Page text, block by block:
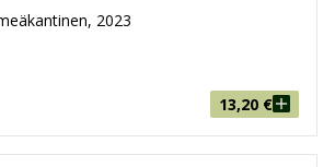
2023
13,20 €